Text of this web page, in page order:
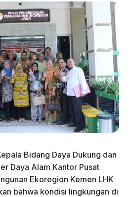
Bidang Daya Dukung dan
Daya Alam Kantor Pusat
Ekoregion Kemen LHK
bahwa kondisi lingkungan di